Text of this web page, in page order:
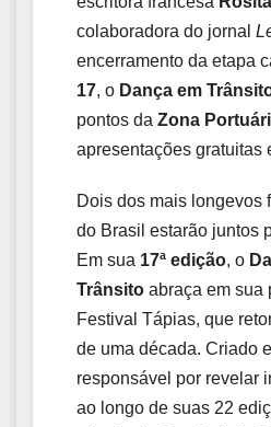
colaboradora do jornal
encerramento da etapa
17, o Dança em
pontos da Zona
apresentações gratuitas
Dois dos mais longevos
do Brasil estarão juntos
Em sua 17ª edição, o
Trânsito abraça em sua
Festival Tápias, que
de uma década. Criado
responsável por revelar
ao longo de suas 22